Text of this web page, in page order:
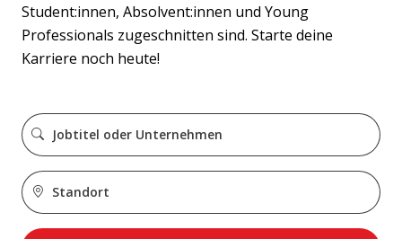
Student:innen, Absolvent:innen und Young
Professionals zugeschnitten sind. Starte deine
Karriere noch heute!